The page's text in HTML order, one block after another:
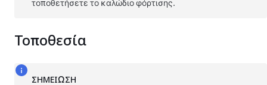
τοποθετήσετε το καλώδιο φόρτισης.
Τοποθεσία
ΣΗΜΕΊΩΣΗ